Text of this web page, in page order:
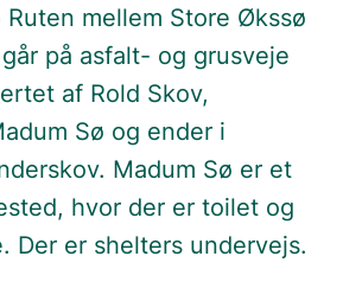
Ruten mellem Store Økssø
på asfalt- og grusveje
af Rold Skov,
Sø og ender i
Madum Sø er et
hvor der er toilet og
Der er shelters undervejs.